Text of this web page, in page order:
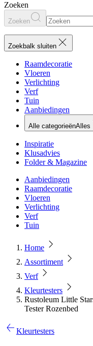
Zoeken
Zoeken
Zoekbalk sluiten
Raamdecoratie
Vloeren
Verlichting
Verf
Tuin
Aanbiedingen
Alle categorieënAlles
Inspiratie
Klusadvies
Folder & Magazine
Aanbiedingen
Raamdecoratie
Vloeren
Verlichting
Verf
Tuin
Home
Assortiment
Verf
Kleurtesters
Rustoleum Little
Tester Rozenbed
Kleurtesters